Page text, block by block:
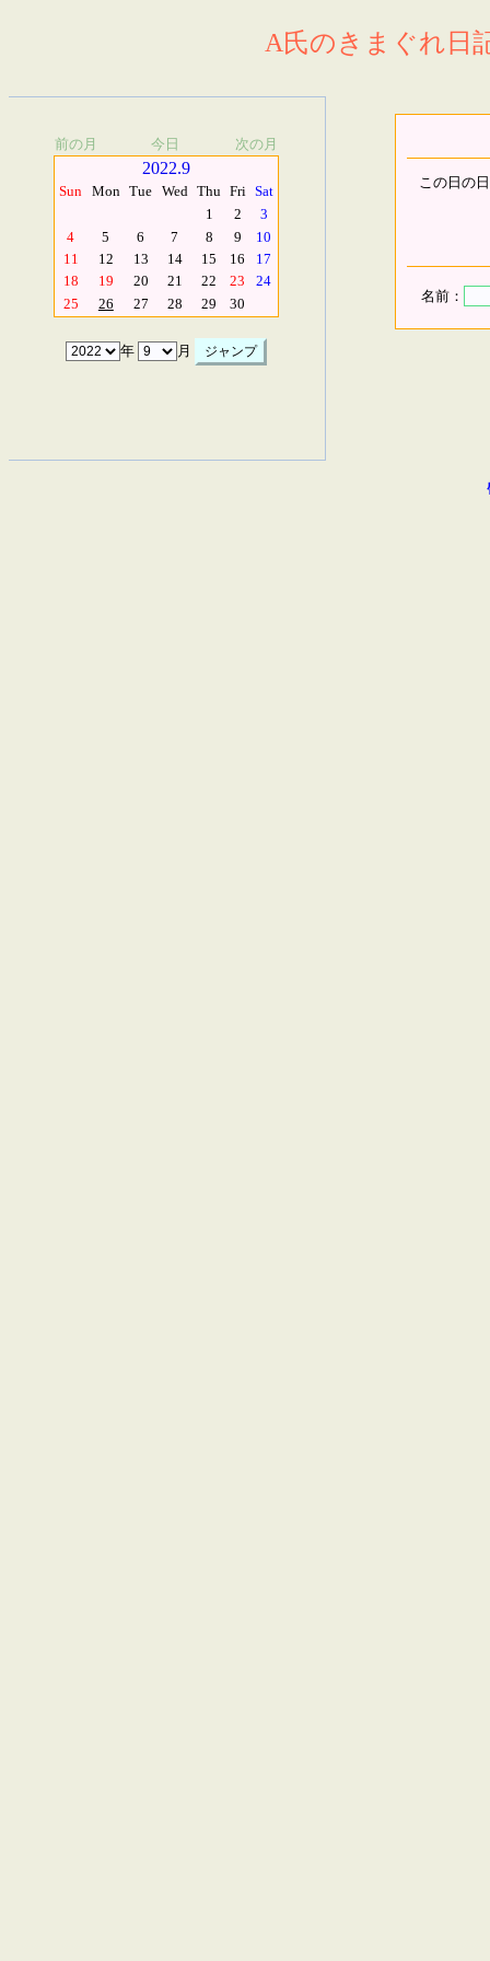
A氏のきまぐれ日
前の月 今日 次の月
2022.9
Sun Mon Tue Wed Thu Fri Sat
1
2
3
4
5 6 7 8 9
10
11
12 13 14 15 16
17
18
19 20 21 22 23
24
25
26 27 28 29 30
年 月
この日の
名前：